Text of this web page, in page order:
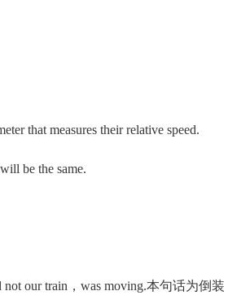
that measures their relative speed.
be the same.
our train，was moving.本句话为倒装